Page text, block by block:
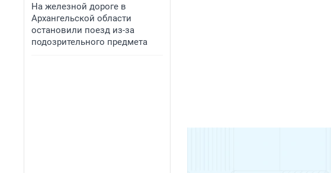
На железной дороге в
Архангельской области
остановили поезд из-за
подозрительного предмета